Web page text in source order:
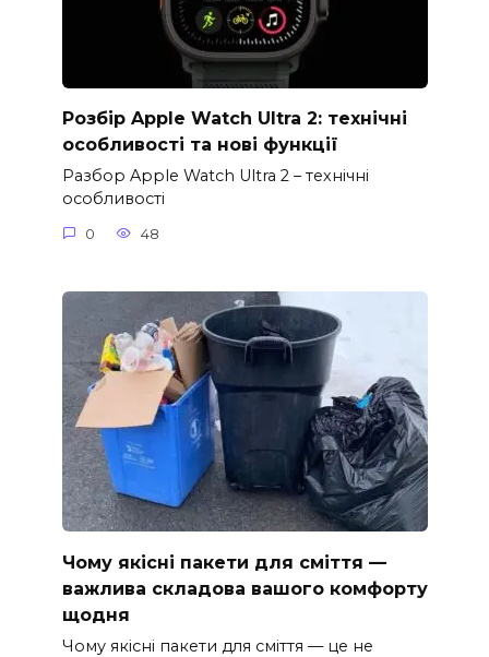
Розбір Apple Watch Ultra 2: технічні
особливості та нові функції
Разбор Apple Watch Ultra 2 – технічні
особливості
0 48
Чому якісні пакети для сміття —
важлива складова вашого комфорту
щодня
Чому якісні пакети для сміття — це не